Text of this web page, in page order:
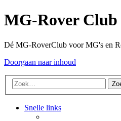
MG-Rover Club
Dé MG-RoverClub voor MG's en
Doorgaan naar inhoud
Snelle links